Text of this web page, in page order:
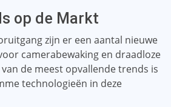
op de Markt
zijn er een aantal nieuwe
camerabewaking en draadloze
de meest opvallende trends is
technologieën in deze